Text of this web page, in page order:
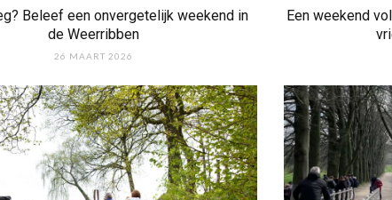
Beleef een onvergetelijk weekend in
de Weerribben
26 MAART 2026
Een weekend